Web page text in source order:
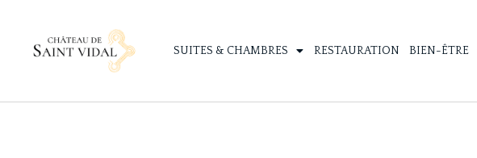
SUITES & CHAMBRES RESTAURATION BIEN-ÊTRE